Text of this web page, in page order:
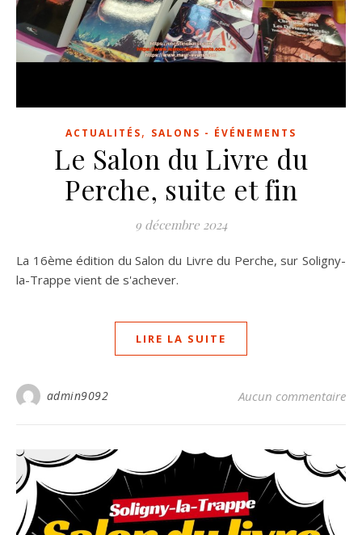
ACTUALITÉS, SALONS - ÉVÉNEMENTS
Le Salon du Livre du
Perche, suite et fin
9 décembre 2024
La 16ème édition du Salon du Livre du Perche, sur Soligny-
la-Trappe vient de s'achever.
LIRE LA SUITE
admin9092 Aucun commentaire